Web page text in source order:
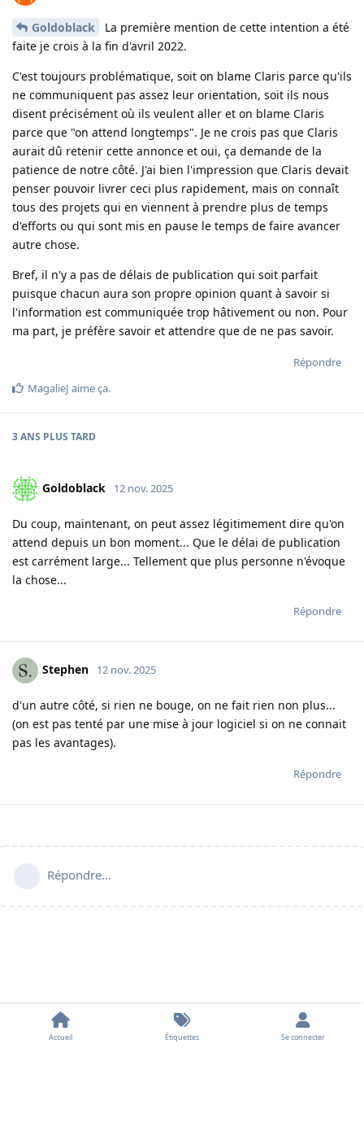
Goldoblack
La première mention de cette intention a été
faite je crois à la fin d'avril 2022.
C'est toujours problématique, soit on blame Claris parce qu'ils
ne communiquent pas assez leur orientation, soit ils nous
disent précisément où ils veulent aller et on blame Claris
parce que "on attend longtemps". Je ne crois pas que Claris
aurait dû retenir cette annonce et oui, ça demande de la
patience de notre côté. J'ai bien l'impression que Claris devait
penser pouvoir livrer ceci plus rapidement, mais on connaît
tous des projets qui en viennent à prendre plus de temps
d'efforts ou qui sont mis en pause le temps de faire avancer
autre chose.
Bref, il n'y a pas de délais de publication qui soit parfait
puisque chacun aura son propre opinion quant à savoir si
l'information est communiquée trop hâtivement ou non. Pour
ma part, je préfère savoir et attendre que de ne pas savoir.
Répondre
MagalieJ aime ça.
3 ANS PLUS TARD
Goldoblack 12 nov. 2025
Du coup, maintenant, on peut assez légitimement dire qu'on
attend depuis un bon moment... Que le délai de publication
est carrément large... Tellement que plus personne n'évoque
la chose...
Répondre
Stephen 12 nov. 2025
d'un autre côté, si rien ne bouge, on ne fait rien non plus...
(on est pas tenté par une mise à jour logiciel si on ne connait
pas les avantages).
Répondre
Répondre…
Accueil Étiquettes Se connecter